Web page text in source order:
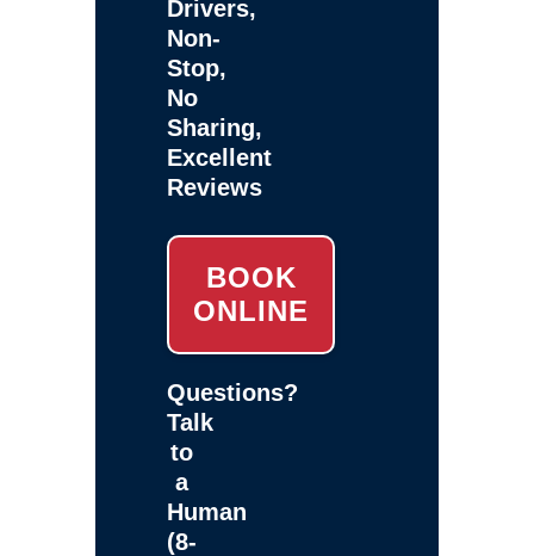
Drivers,
Non-
Stop,
No
Sharing,
Excellent
Reviews
BOOK
ONLINE
Questions?
Talk
to
a
Human
(8-